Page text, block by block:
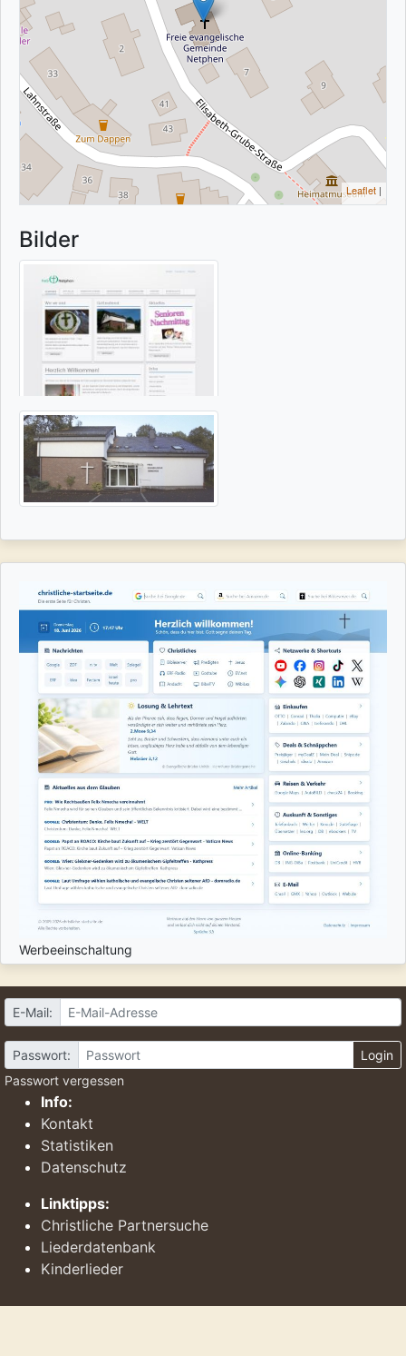
Leaflet |
Bilder
Werbeeinschaltung
E-Mail:
Passwort:
Login
Passwort vergessen
Info:
Kontakt
Statistiken
Datenschutz
Linktipps:
Christliche Partnersuche
Liederdatenbank
Kinderlieder